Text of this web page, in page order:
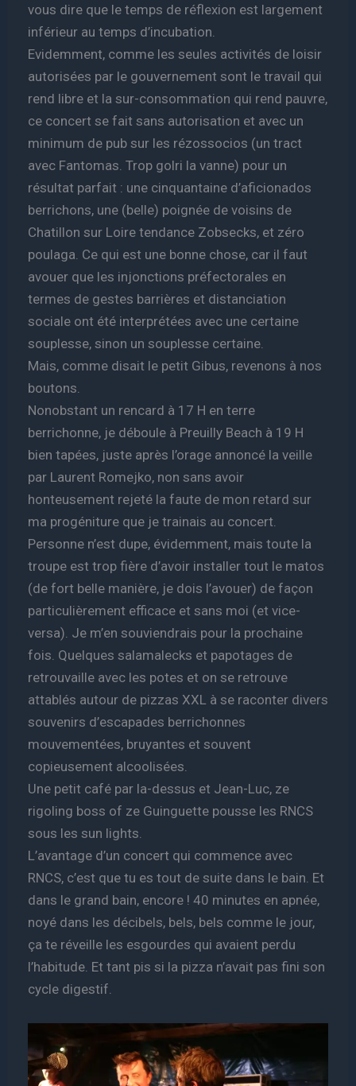
vous dire que le temps de réflexion est largement
inférieur au temps d’incubation.
Evidemment, comme les seules activités de loisir
autorisées par le gouvernement sont le travail qui
rend libre et la sur-consommation qui rend pauvre,
ce concert se fait sans autorisation et avec un
minimum de pub sur les rézossocios (un tract
avec Fantomas. Trop golri la vanne) pour un
résultat parfait : une cinquantaine d’aficionados
berrichons, une (belle) poignée de voisins de
Chatillon sur Loire tendance Zobsecks, et zéro
poulaga. Ce qui est une bonne chose, car il faut
avouer que les injonctions préfectorales en
termes de gestes barrières et distanciation
sociale ont été interprétées avec une certaine
souplesse, sinon un souplesse certaine.
Mais, comme disait le petit Gibus, revenons à nos
boutons.
Nonobstant un rencard à 17 H en terre
berrichonne, je déboule à Preuilly Beach à 19 H
bien tapées, juste après l’orage annoncé la veille
par Laurent Romejko, non sans avoir
honteusement rejeté la faute de mon retard sur
ma progéniture que je trainais au concert.
Personne n’est dupe, évidemment, mais toute la
troupe est trop fière d’avoir installer tout le matos
(de fort belle manière, je dois l’avouer) de façon
particulièrement efficace et sans moi (et vice-
versa). Je m’en souviendrais pour la prochaine
fois. Quelques salamalecks et papotages de
retrouvaille avec les potes et on se retrouve
attablés autour de pizzas XXL à se raconter divers
souvenirs d’escapades berrichonnes
mouvementées, bruyantes et souvent
copieusement alcoolisées.
Une petit café par la-dessus et Jean-Luc, ze
rigoling boss of ze Guinguette pousse les RNCS
sous les sun lights.
L’avantage d’un concert qui commence avec
RNCS, c’est que tu es tout de suite dans le bain. Et
dans le grand bain, encore ! 40 minutes en apnée,
noyé dans les décibels, bels, bels comme le jour,
ça te réveille les esgourdes qui avaient perdu
l’habitude. Et tant pis si la pizza n’avait pas fini son
cycle digestif.